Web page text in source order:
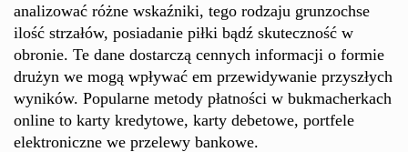
analizować różne wskaźniki, tego rodzaju grunzochse
ilość strzałów, posiadanie piłki bądź skuteczność w
obronie. Te dane dostarczą cennych informacji o formie
drużyn we mogą wpływać em przewidywanie przyszłych
wyników. Popularne metody płatności w bukmacherkach
online to karty kredytowe, karty debetowe, portfele
elektroniczne we przelewy bankowe.